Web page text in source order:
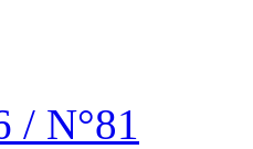
/ N°81